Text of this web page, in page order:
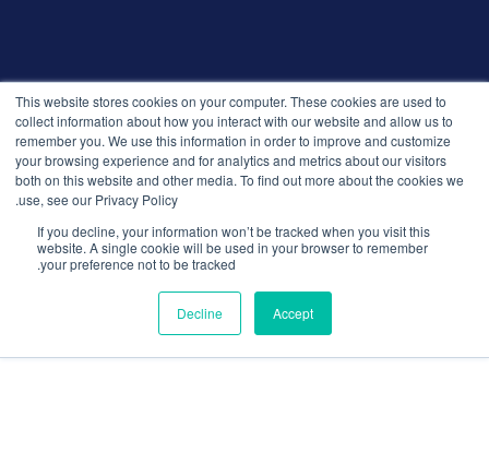
This website stores cookies on your computer. These cookies are used to
collect information about how you interact with our website and allow us to
remember you. We use this information in order to improve and customize
your browsing experience and for analytics and metrics about our visitors
both on this website and other media. To find out more about the cookies we
use, see our Privacy Policy.
If you decline, your information won’t be tracked when you visit this
website. A single cookie will be used in your browser to remember
your preference not to be tracked.
Accept
Decline
سياسة الخصوصية
الإصدارات
الأمان والامتثال
الشروط والأحكام